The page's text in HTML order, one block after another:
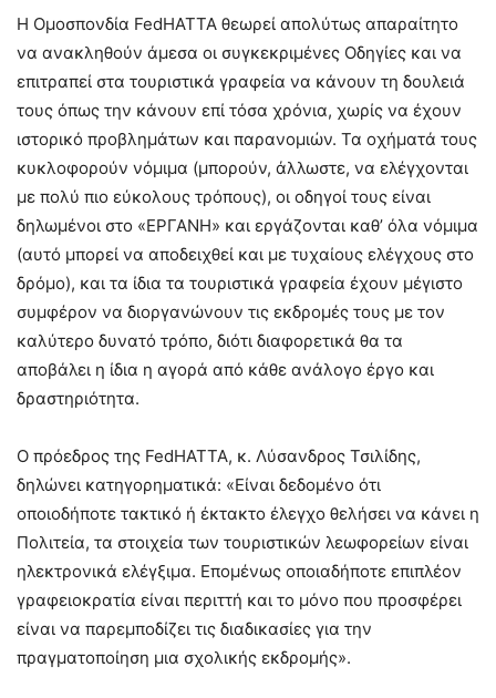
Η Ομοσπονδία FedHATTA θεωρεί απολύτως απαραίτητο
να ανακληθούν άμεσα οι συγκεκριμένες Οδηγίες και να
επιτραπεί στα τουριστικά γραφεία να κάνουν τη δουλειά
τους όπως την κάνουν επί τόσα χρόνια, χωρίς να έχουν
ιστορικό προβλημάτων και παρανομιών. Τα οχήματά τους
κυκλοφορούν νόμιμα (μπορούν, άλλωστε, να ελέγχονται
με πολύ πιο εύκολους τρόπους), οι οδηγοί τους είναι
δηλωμένοι στο «ΕΡΓΑΝΗ» και εργάζονται καθ’ όλα νόμιμα
(αυτό μπορεί να αποδειχθεί και με τυχαίους ελέγχους στο
δρόμο), και τα ίδια τα τουριστικά γραφεία έχουν μέγιστο
συμφέρον να διοργανώνουν τις εκδρομές τους με τον
καλύτερο δυνατό τρόπο, διότι διαφορετικά θα τα
αποβάλει η ίδια η αγορά από κάθε ανάλογο έργο και
δραστηριότητα.
Ο πρόεδρος της FedHATTA, κ. Λύσανδρος Τσιλίδης,
δηλώνει κατηγορηματικά: «Είναι δεδομένο ότι
οποιοδήποτε τακτικό ή έκτακτο έλεγχο θελήσει να κάνει η
Πολιτεία, τα στοιχεία των τουριστικών λεωφορείων είναι
ηλεκτρονικά ελέγξιμα. Επομένως οποιαδήποτε επιπλέον
γραφειοκρατία είναι περιττή και το μόνο που προσφέρει
είναι να παρεμποδίζει τις διαδικασίες για την
πραγματοποίηση μια σχολικής εκδρομής».